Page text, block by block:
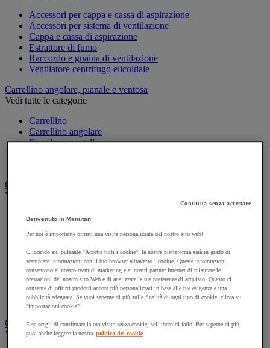
Accessori per cappa e cassa di aspirazione
Accessori per sistema di ventilazione
Cappa e cassa di aspirazione
Estrattore di fumo
Raccordo e guaina di ventilazione
Ventilatore centrifugo elicoidale
Carrellino angolare, pianale e ventosa
Vedi tutte le categorie
Carrellino
Carrellino angolare
Pianale con rotelle
Carrello
Vedi tutte le categorie
Accessori per carrello
Carrello in alluminio e in inox
Carrello per carichi alti
Carrello per fusti
Carrello per scale
Carrello pieghevole
Carrello portabombole
Carrello specifico
Carrello a ripiani e rimorchio industriale
Vedi tutte le categorie
Continua senza accettare
Benvenuto in Manutan
Per noi è importante offrirti una visita personalizzata del nostro sito web!
Cliccando sul pulsante "Accetta tutti i cookie", la nostra piattaforma sarà in grado di
scambiare informazioni con il tuo browser attraverso i cookie. Queste informazioni
consentono al nostro team di marketing e ai nostri partner Internet di misurare le
prestazioni del nostro sito Web e di analizzare le tue preferenze di acquisto. Questo ci
consente di offrirti prodotti ancora più personalizzati in base alle tue esigenze e una
pubblicità adeguata. Se vuoi saperne di più sulle finalità di ogni tipo di cookie, clicca su
"impostazioni cookie".
E se scegli di continuare la tua visita senza cookie, sei libero di farlo! Per saperne di più,
puoi anche leggere la nostra politica dei cookie